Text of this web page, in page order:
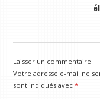
Laisser un commentaire
Votre adresse e-mail ne
sont indiqués avec*